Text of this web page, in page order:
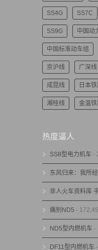
SS4G SS7C
SS9G 中国动
中国标准动车组
京沪线 广深线
成昆线 日本
湘桂线 金温
热度逼人
SS8型电力机车 -
东风归来：我所
非人火车资料库
痛别ND5 -
ND5型内燃机车 -
DF11型内燃机车